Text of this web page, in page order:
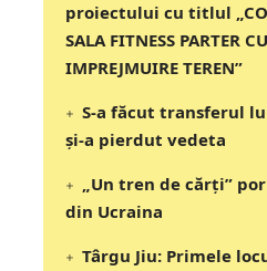
proiectului cu titlul
SALA FITNESS PARTER
IMPREJMUIRE TEREN”
S-a făcut transferul lui
și-a pierdut vedeta
„Un tren de cărți”
din Ucraina
Târgu Jiu: Primele